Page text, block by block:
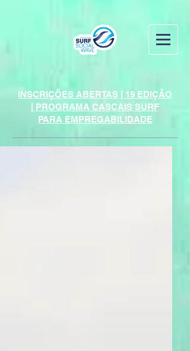
INSCRIÇÕES ABERTAS | 19 EDIÇÃO
| PROGRAMA CASCAIS SURF
PARA EMPREGABILIDADE